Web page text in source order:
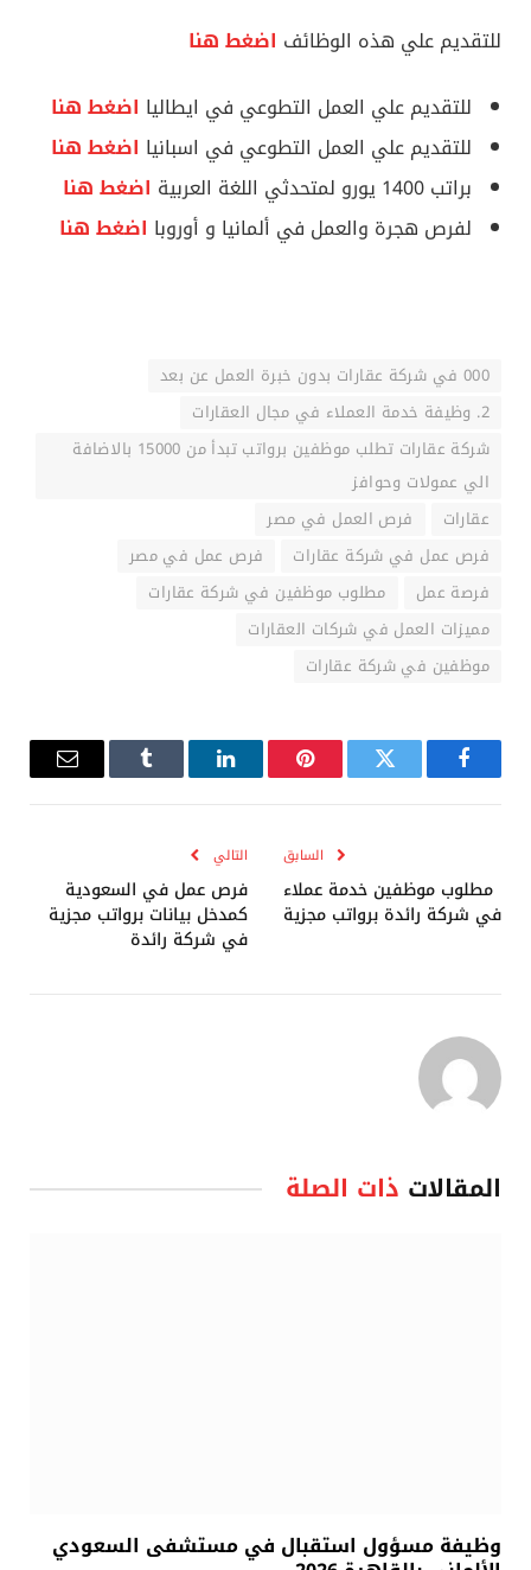
للتقديم علي هذه الوظائف اضغط هنا
للتقديم علي العمل التطوعي في ايطاليا اضغط هنا
للتقديم علي العمل التطوعي في اسبانيا اضغط هنا
براتب 1400 يورو لمتحدثي اللغة العربية
اضغط هنا
لفرص هجرة والعمل في ألمانيا و أوروبا اضغط هنا
000 في شركة عقارات بدون خبرة العمل عن بعد
2. وظيفة خدمة العملاء في مجال العقارات
شركة عقارات تطلب موظفين برواتب تبدأ من 15000 بالاضافة
الي عمولات وحوافز
عقارات
فرص العمل في مصر
فرص عمل في شركة عقارات
فرص عمل في مصر
فرصة عمل
مطلوب موظفين في شركة عقارات
مميزات العمل في شركات العقارات
موظفين في شركة عقارات
فيسبوك تويتر بينتيريستلينكدإن Tumblr
البريد
السابق
مطلوب موظفين خدمة عملاء
في شركة رائدة برواتب مجزية
التالي
فرص عمل في السعودية
كمدخل بيانات برواتب مجزية
في شركة رائدة
المقالات ذات الصلة
وظيفة مسؤول استقبال في مستشفى السعودي